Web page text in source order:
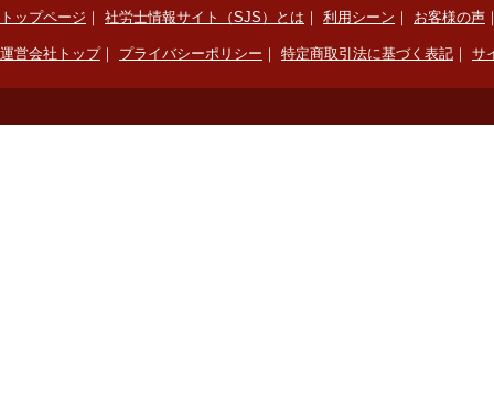
トップページ ｜ 社労士情報サイト（SJS）とは ｜ 利用シーン ｜ お客様の声
運営会社トップ｜ プライバシーポリシー ｜ 特定商取引法に基づく表記 ｜ サ